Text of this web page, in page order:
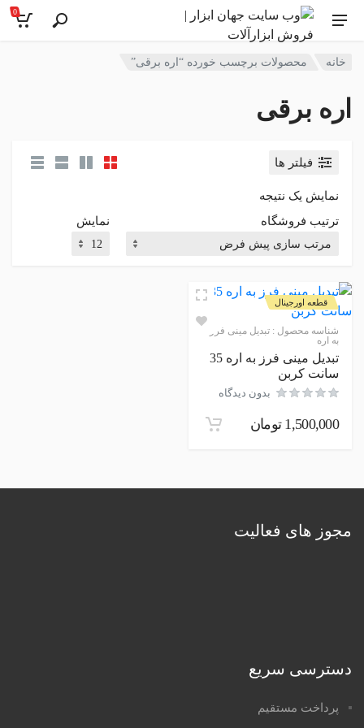
0
خانه محصولات برچسب خورده “اره برقی”
اره برقی
فیلتر ها
نمایش یک نتیجه
ترتیب فروشگاه
نمایش
شناسه محصول : تبدیل مینی فرز
به اره
قطعه اورجینال
تبدیل مینی فرز به اره 35
سانت کربن
بدون دیدگاه
1,500,000 تومان
مجوز های فعالیت
دسترسی سریع
پرداخت مستقیم